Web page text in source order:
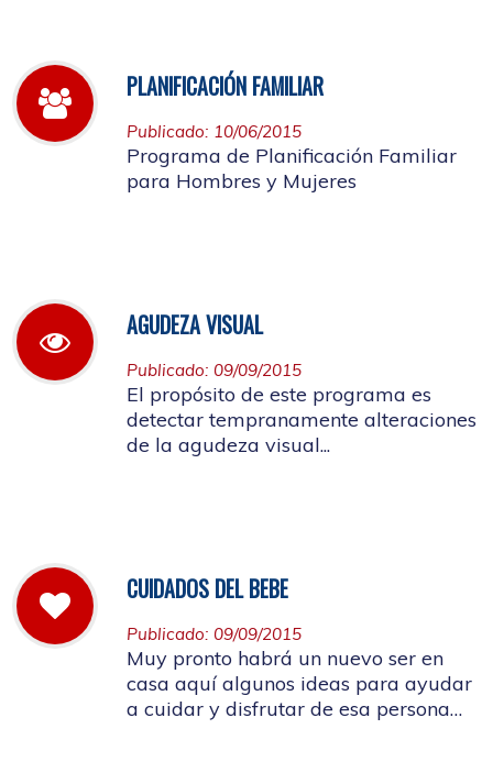
PLANIFICACIÓN FAMILIAR
Publicado: 10/06/2015
Programa de Planificación Familiar
para Hombres y Mujeres
AGUDEZA VISUAL
Publicado: 09/09/2015
El propósito de este programa es
detectar tempranamente alteraciones
de la agudeza visual...
CUIDADOS DEL BEBE
Publicado: 09/09/2015
Muy pronto habrá un nuevo ser en
casa aquí algunos ideas para ayudar
a cuidar y disfrutar de esa persona